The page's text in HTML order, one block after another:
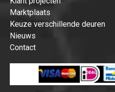
Marktplaats
Keuze verschillende deuren
Nieuws
Contact